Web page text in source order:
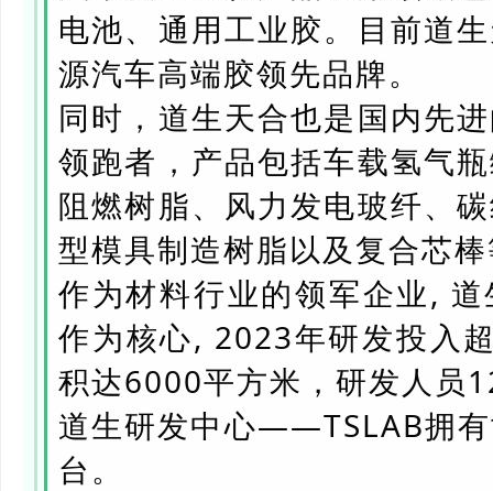
电池、通用工业胶。目前道
源汽车高端胶领先品牌。
同时，道生天合也是国内先
领跑者，产品包括车载氢气
阻燃树脂、风力发电玻纤、
型模具制造树脂以及复合芯
作为材料行业的领军企业,
作为核心, 2023年研发投入
积达6000平方米，研发人员
道生研发中心——TSLAB拥
台。